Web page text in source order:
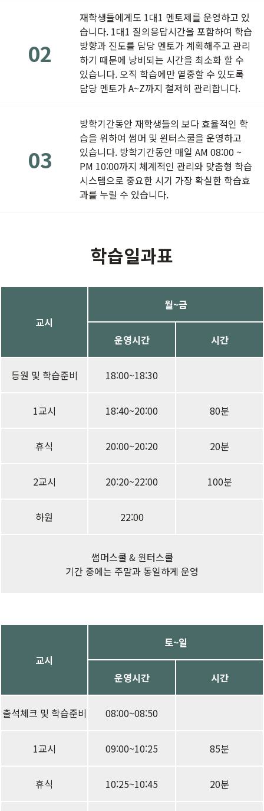
02
재학생들에게도 1대1 멘토제를 운영하고 있
습니다. 1대1 질의응답시간을 포함하여 학습
방향과 진도를 담당 멘토가 계획해주고 관리
하기 때문에 낭비되는 시간을 최소화 할 수
있습니다. 오직 학습에만 열중할 수 있도록
담당 멘토가 A~Z까지 철저히 관리합니다.
03
방학기간동안 재학생들의 보다 효율적인 학
습을 위하여 썸머 및 윈터스쿨을 운영하고
있습니다. 방학기간동안 매일 AM 08:00 ~
PM 10:00까지 체계적인 관리와 맞춤형 학습
시스템으로 중요한 시기 가장 확실한 학습효
과를 누릴 수 있습니다.
학습일과표
교시
월~금
운영시간 시간
등원 및 학습준비 18:00~18:30
1교시 18:40~20:00 80분
휴식 20:00~20:20 20분
2교시 20:20~22:00 100분
하원 22:00
썸머스쿨 & 윈터스쿨
기간 중에는 주말과 동일하게 운영
교시
토~일
운영시간 시간
출석체크 및 학습준비 08:00~08:50
1교시 09:00~10:25 85분
휴식 10:25~10:45 20분